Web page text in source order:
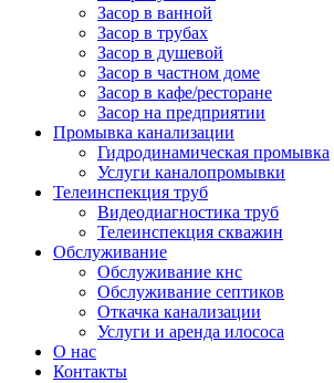
Засор в ванной
Засор в трубах
Засор в душевой
Засор в частном доме
Засор в кафе/ресторане
Засор на предприятии
Промывка канализации
Гидродинамическая промывка
Услуги каналопромывки
Телеинспекция труб
Видеодиагностика труб
Телеинспекция скважин
Обслуживание
Обслуживание кнс
Обслуживание септиков
Откачка канализации
Услуги и аренда илососа
О нас
Контакты